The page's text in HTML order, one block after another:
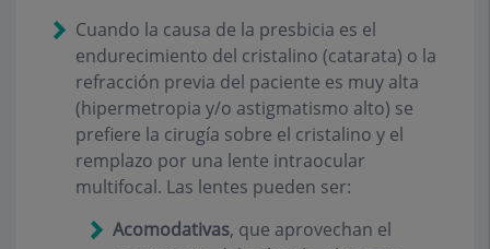
Cuando la causa de la presbicia es el
endurecimiento del cristalino (catarata) o la
refracción previa del paciente es muy alta
(hipermetropia y/o astigmatismo alto) se
prefiere la cirugía sobre el cristalino y el
remplazo por una lente intraocular
multifocal. Las lentes pueden ser:
Acomodativas, que aprovechan el